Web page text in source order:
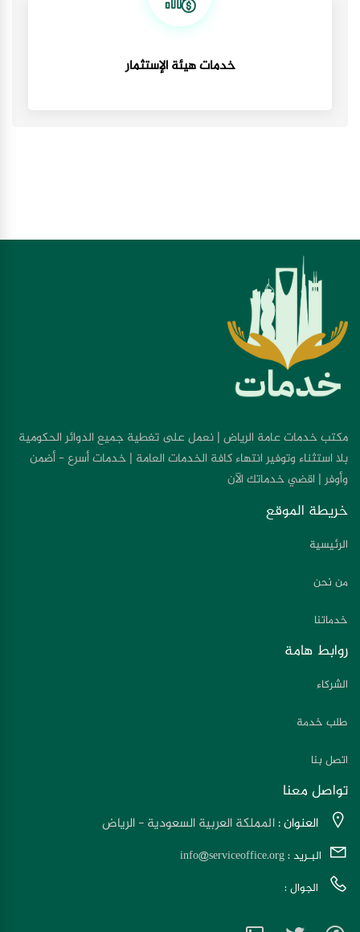
خدمات هيئة الإستثمار
مكتب خدمات عامة الرياض | نعمل على تغطية جميع الدوائر الحكومية
بلا استثناء وتوفير انتهاء كافة الخدمات العامة | خدمات أسرع - أضمن
وأوفر | اقضي خدماتك الآن
خريطة الموقع
الرئيسية
من نحن
خدماتنا
روابط هامة
الشركاء
طلب خدمة
اتصل بنا
تواصل معنا
العنوان :المملكة العربية السعودية - الرياض
البـريد :info@serviceoffice.org
الجوال :